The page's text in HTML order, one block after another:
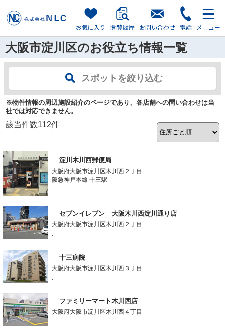
お気に入り 閲覧履歴 お問い合わせ 電話 メニュー
大阪市淀川区のお役立ち情報一覧
スポットを絞り込む
※物件情報の周辺施設紹介のページであり、各店舗への問い合わせは当
社では対応できません。
該当件数112件
淀川木川西郵便局
大阪府大阪市淀川区木川西２丁目
阪急神戸本線 十三駅
-
セブンイレブン 大阪木川西淀川通り店
大阪府大阪市淀川区木川西２丁目
-
十三病院
大阪府大阪市淀川区木川西３丁目
-
ファミリーマート木川西店
大阪府大阪市淀川区木川西４丁目
-